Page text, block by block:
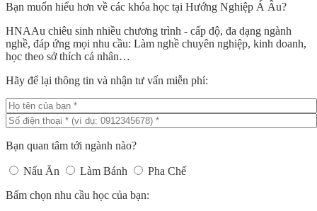
Bạn muốn hiểu hơn về các khóa học tại Hướng Nghiệp Á Âu?
HNAAu chiêu sinh nhiều chương trình - cấp độ, đa dạng ngành
nghề, đáp ứng mọi nhu cầu: Làm nghề chuyên nghiệp, kinh doanh,
học theo sở thích cá nhân…
Hãy để lại thông tin và nhận tư vấn miễn phí:
Bạn quan tâm tới ngành nào?
Nấu Ăn Làm Bánh
Pha Chế
Bấm chọn nhu cầu học của bạn: